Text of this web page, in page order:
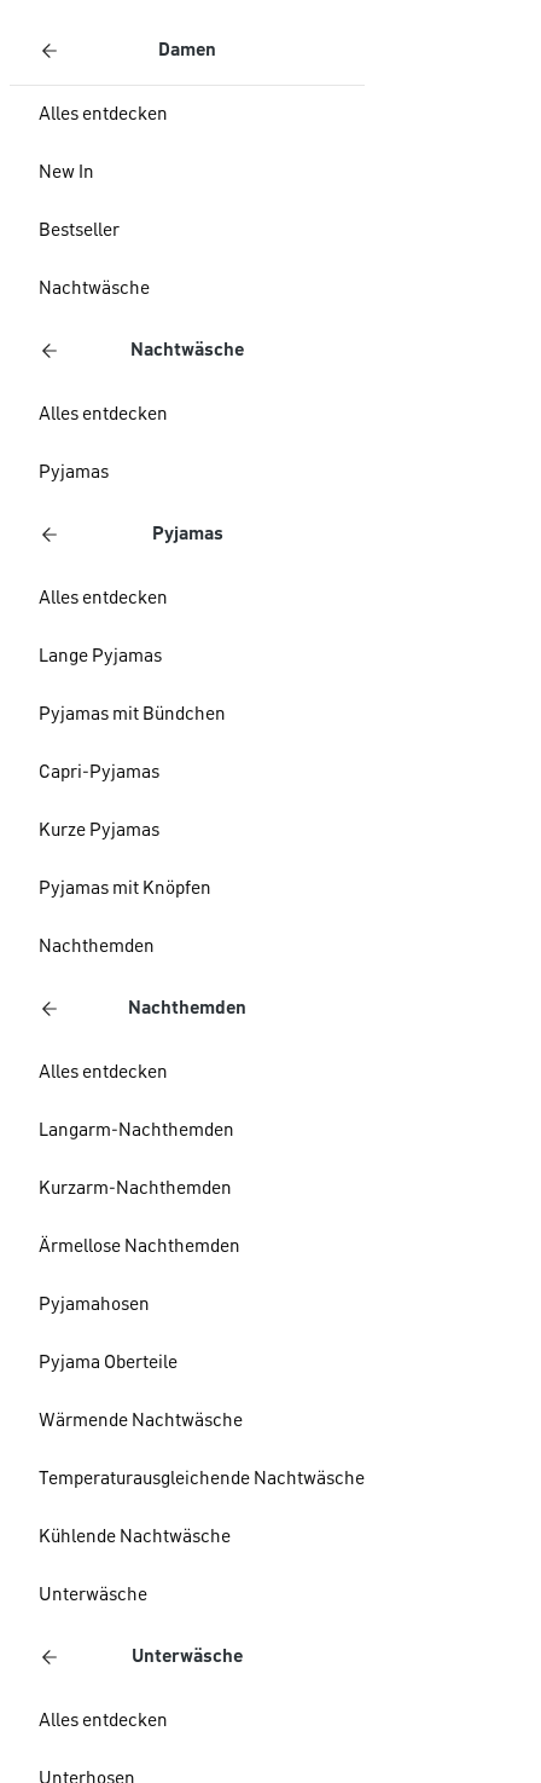
Damen
Alles entdecken
New In
Bestseller
Nachtwäsche
Nachtwäsche
Alles entdecken
Pyjamas
Pyjamas
Alles entdecken
Lange Pyjamas
Pyjamas mit Bündchen
Capri-Pyjamas
Kurze Pyjamas
Pyjamas mit Knöpfen
Nachthemden
Nachthemden
Alles entdecken
Langarm-Nachthemden
Kurzarm-Nachthemden
Ärmellose Nachthemden
Pyjamahosen
Pyjama Oberteile
Wärmende Nachtwäsche
Temperaturausgleichende Nachtwäsche
Kühlende Nachtwäsche
Unterwäsche
Unterwäsche
Alles entdecken